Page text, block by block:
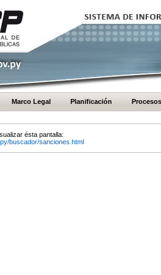
Marco Legal Planificación Procesos
ésta pantalla:
buscador/sanciones.html